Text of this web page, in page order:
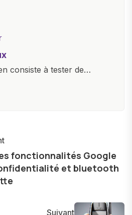
consiste à tester de
à rédiger des critiques
et pertinentes pour aider
à comprendre et à naviguer
en constante
fonctionnalités Google
et bluetooth
Suivant